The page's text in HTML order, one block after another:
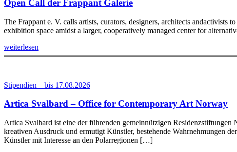
Open Call der Frappant Galerie
The Frappant e. V. calls artists, curators, designers, architects
exhibition space amidst a larger, cooperatively managed center for
weiterlesen
Stipendien – bis 17.08.2026
Artica Svalbard – Office for Contemporary Art Norway
Artica Svalbard ist eine der führenden gemeinnützigen
kreativen Ausdruck und ermutigt Künstler, bestehende Wahrnehmungen
Künstler mit Interesse an den Polarregionen […]